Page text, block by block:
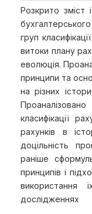
Розкрито зміст
груп
витоки плану
еволюція.
принципи та
на різних
класифікації
рахунків в
доцільність
раніше
принципів і
використання
дослідженнях